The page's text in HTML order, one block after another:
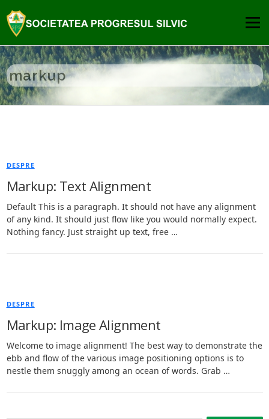
conținut
Meniu
DESPRE PUBLICATII COMISIA DE ATESTARE
markup
DESPRE
Markup: Text Alignment
Default This is a paragraph. It should not have any alignment
of any kind. It should just flow like you would normally expect.
Nothing fancy. Just straight up text, free …
DESPRE
Markup: Image Alignment
Welcome to image alignment! The best way to demonstrate the
ebb and flow of the various image positioning options is to
nestle them snuggly among an ocean of words. Grab …